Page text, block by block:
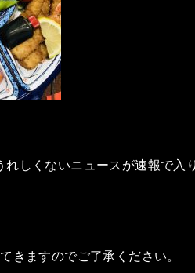
しくないニュースが速報で入
きますのでご了承ください。